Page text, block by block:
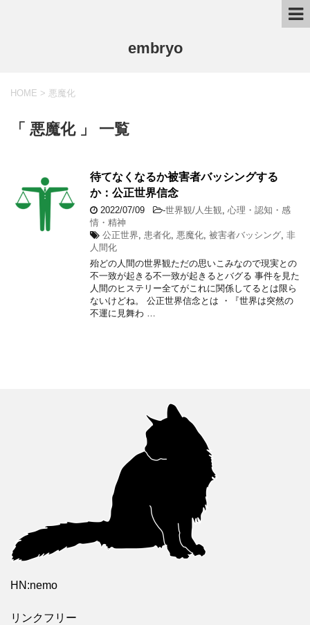
embryo
HOME > 悪魔化
「 悪魔化 」 一覧
待てなくなるか被害者バッシングする
か：公正世界信念
2022/07/09 -世界観/人生観
心理・認知・感
情・精神
公正世界
患者化 悪魔化 被害者バッシング 非
人間化
殆どの人間の世界観ただの思いこみなので現実との
不一致が起きる不一致が起きるとバグる 事件を見た
人間のヒステリー全てがこれに関係してるとは限ら
ないけどね。 公正世界信念とは ・『世界は突然の
不運に見舞わ …
HN:nemo
リンクフリー